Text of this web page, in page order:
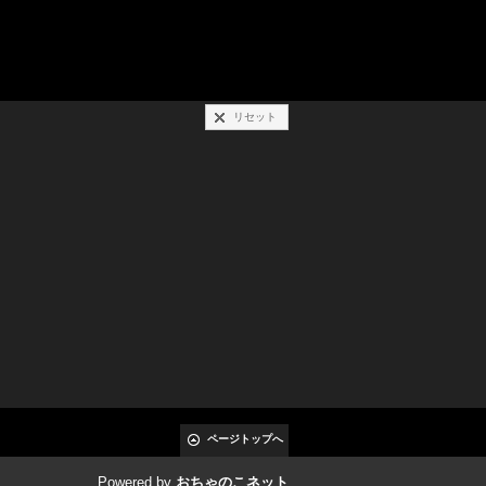
リセット
ページトップへ
Powered by おちゃのこネット